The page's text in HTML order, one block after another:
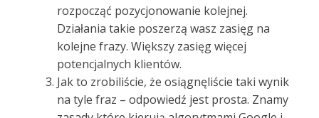
rozpocząć pozycjonowanie kolejnej.
Działania takie poszerzą wasz zasięg na
kolejne frazy. Większy zasięg więcej
potencjalnych klientów.
Jak to zrobiliście, że osiągnęliście taki wynik
na tyle fraz – odpowiedź jest prosta. Znamy